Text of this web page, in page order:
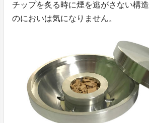
チップを炙る時に煙を逃がさない構
のにおいは気になりません。